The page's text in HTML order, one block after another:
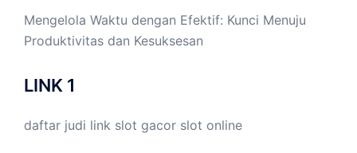
Mengelola Waktu dengan Efektif: Kunci Menuju
Produktivitas dan Kesuksesan
LINK 1
daftar judi link slot gacor slot online